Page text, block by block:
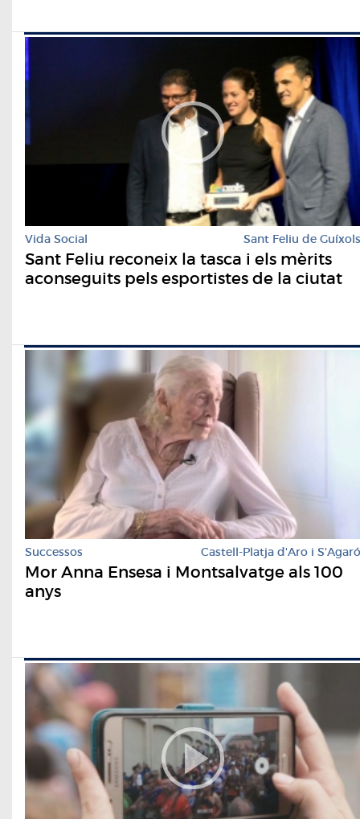
Vida Social Sant Feliu de Guíxols
Sant Feliu reconeix la tasca i els mèrits
aconseguits pels esportistes de la ciutat
Successos Castell-Platja d'Aro i S'Agaró
Mor Anna Ensesa i Montsalvatge als 100
anys